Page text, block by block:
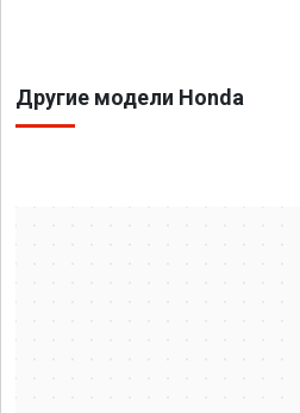
Другие модели Honda